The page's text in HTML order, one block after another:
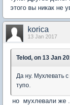
этого вы никак не
korica
13 Jan 2017
Telod, on 13 Jan
Да ну. Мухлевать
тупо.
но мухлевали же